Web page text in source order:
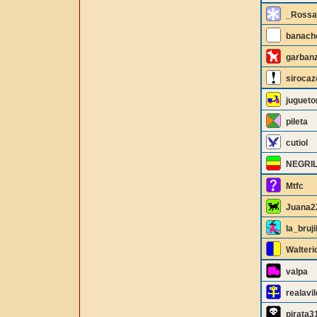
_Rossa_
pileta
cutiol
NEGRIL
Mtfc
valpa